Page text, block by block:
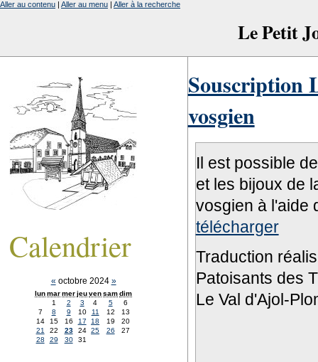
Le Petit
Aller au contenu | Aller au menu | Aller à la recherche
Souscription
vosgien
Il est possible
et les bijoux de
vosgien à l'aide
télécharger
Traduction
Patoisants des
Le Val d'Ajol-
Calendrier
« octobre 2024 »
lunmarmerjeuvensamdim
1
2 3 4 5
6
7
8 9 10 11 12
13
14
15 16 17 18 19
20
21
22 23 24 25 26
27
28
29 30 31